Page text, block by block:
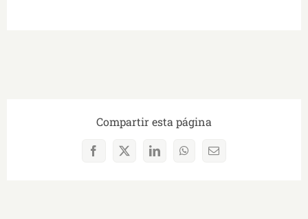
Compartir esta página
Facebook
X LinkedInWhatsAppCorreo